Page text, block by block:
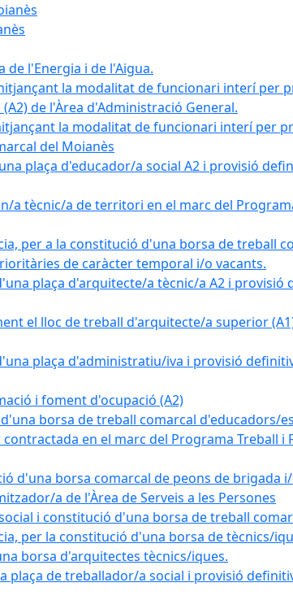
de l'Energia i de l'Aigua.
la modalitat de funcionari interí per
de l'Àrea d'Administració General.
la modalitat de funcionari interí per
del Moianès
plaça d'educador/a social A2 i provisió
a tècnic/a de territori en el marc del
per a la constitució d'una borsa de treball
de caràcter temporal i/o vacants.
plaça d'arquitecte/a tècnic/a A2 i provisió
el lloc de treball d'arquitecte/a superior
plaça d'administratiu/iva i provisió
i foment d'ocupació (A2)
borsa de treball comarcal d'educadors/
en el marc del Programa Treball i
d'una borsa comarcal de peons de brigada
a de l'Àrea de Serveis a les Persones
i constitució d'una borsa de treball
per la constitució d'una borsa de tècnics/
borsa d'arquitectes tècnics/iques.
plaça de treballador/a social i provisió